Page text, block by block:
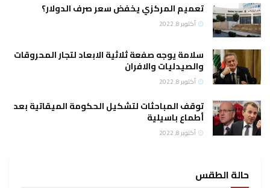
تعميم المركزي يخفض سعر صرف الدولار؟
أكتوبر 8, 2022
سلامة يوجه صفعة ثلاثية الابعاد لتجار المحروقات
والصيدليات والافران
أكتوبر 8, 2022
توقف المباحثات لتشكيل الحكومة الميقاتية بعد
أطماع باسيلية
أكتوبر 8, 2022
حالة الطقس